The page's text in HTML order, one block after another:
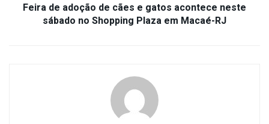
Feira de adoção de cães e gatos acontece neste
sábado no Shopping Plaza em Macaé-RJ